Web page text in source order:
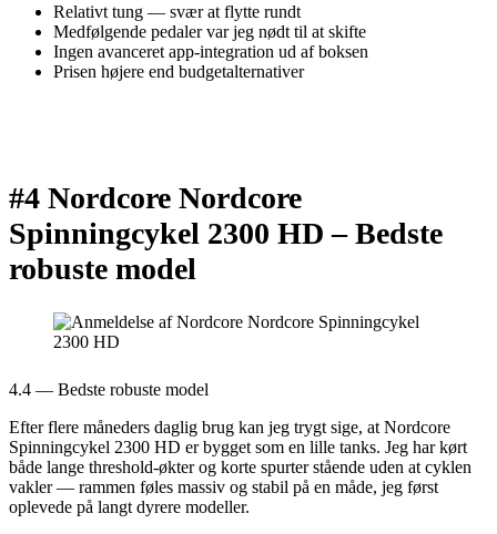
Relativt tung — svær at flytte rundt
Medfølgende pedaler var jeg nødt til at skifte
Ingen avanceret app-integration ud af boksen
Prisen højere end budgetalternativer
#4 Nordcore Nordcore
Spinningcykel 2300 HD –Bedste
robuste model
4.4 — Bedste robuste model
Efter flere måneders daglig brug kan jeg trygt sige, at Nordcore
Spinningcykel 2300 HD er bygget som en lille tanks. Jeg har kørt
både lange threshold-økter og korte spurter stående uden at cyklen
vakler — rammen føles massiv og stabil på en måde, jeg først
oplevede på langt dyrere modeller.